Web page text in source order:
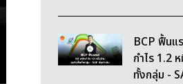
BCP ฟื้นแ
กำไร 1.2
ทั้งกลุ่ม -